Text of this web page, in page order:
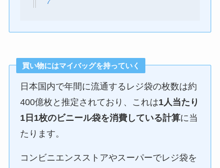
買い物にはマイバッグを持っていく
日本国内で年間に流通するレジ袋の枚数は約
400億枚と推定されており、これは1人当たり
1日1枚のビニール袋を消費している計算に当
たります。
コンビニエンスストアやスーパーでレジ袋を